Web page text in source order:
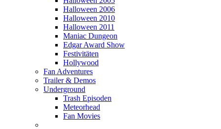
Halloween 2006
Halloween 2010
Halloween 2011
Maniac Dungeon
Edgar Award Show
Festivitäten
Hollywood
Fan Adventures
Trailer & Demos
Underground
Trash Episoden
Meteorhead
Fan Movies